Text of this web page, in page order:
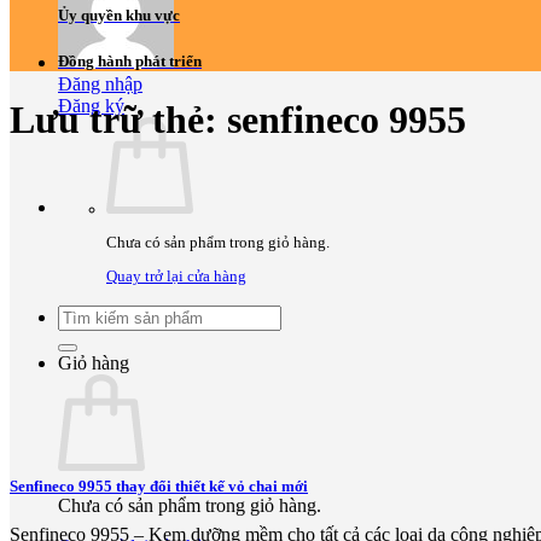
Đăng nhập
Đăng ký
Chưa có sản phẩm trong giỏ hàng.
Quay trở lại cửa hàng
Tìm
kiếm:
Giỏ hàng
Chưa có sản phẩm trong giỏ hàng.
Ủy quyền khu vực
Đồng hành phát triển
Lưu trữ thẻ: senfineco 9955
Senfineco 9955 thay đổi thiết kế vỏ chai mới
Senfineco 9955 – Kem dưỡng mềm cho tất cả các loại da công